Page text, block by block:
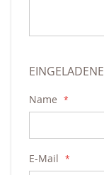
Name
E-Mail